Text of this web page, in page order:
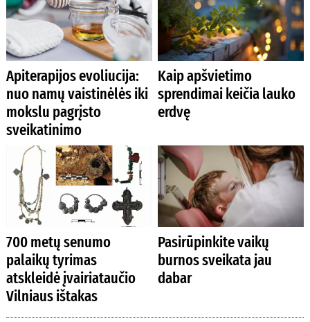
Apiterapijos evoliucija:
nuo namų vaistinėlės iki
mokslu pagrįsto
sveikatinimo
Kaip apšvietimo
sprendimai keičia lauko
erdvę
700 metų senumo
palaikų tyrimas
atskleidė įvairiataučio
Vilniaus ištakas
Pasirūpinkite vaikų
burnos sveikata jau
dabar